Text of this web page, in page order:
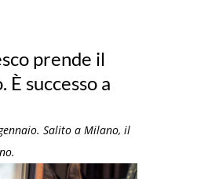
prende il
È successo a
Salito a Milano, il